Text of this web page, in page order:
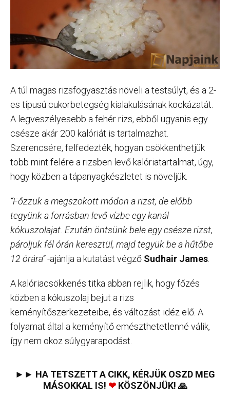
A túl magas rizsfogyasztás növeli a testsúlyt, és a 2-
es típusú cukorbetegség kialakulásának kockázatát.
A legveszélyesebb a fehér rizs, ebből ugyanis egy
csésze akár 200 kalóriát is tartalmazhat.
Szerencsére, felfedezték, hogyan csökkenthetjük
több mint felére a rizsben levő kalóriatartalmat, úgy,
hogy közben a tápanyagkészletet is növeljük.
“Főzzük a megszokott módon a rizst, de előbb
tegyünk a forrásban levő vízbe egy kanál
kókuszolajat. Ezután öntsünk bele egy csésze rizst,
pároljuk fél órán keresztül, majd tegyük be a hűtőbe
12 órára”-ajánlja a kutatást végző Sudhair James
A kalóriacsökkenés titka abban rejlik, hogy főzés
közben a kókuszolaj bejut a rizs
keményítőszerkezeteibe, és változást idéz elő. A
folyamat által a keményítő emészthetetlenné válik,
így nem okoz súlygyarapodást.
►► HA TETSZETT A CIKK, KÉRJÜK OSZD MEG
MÁSOKKAL IS! ❤KÖSZÖNJÜK! 🙏